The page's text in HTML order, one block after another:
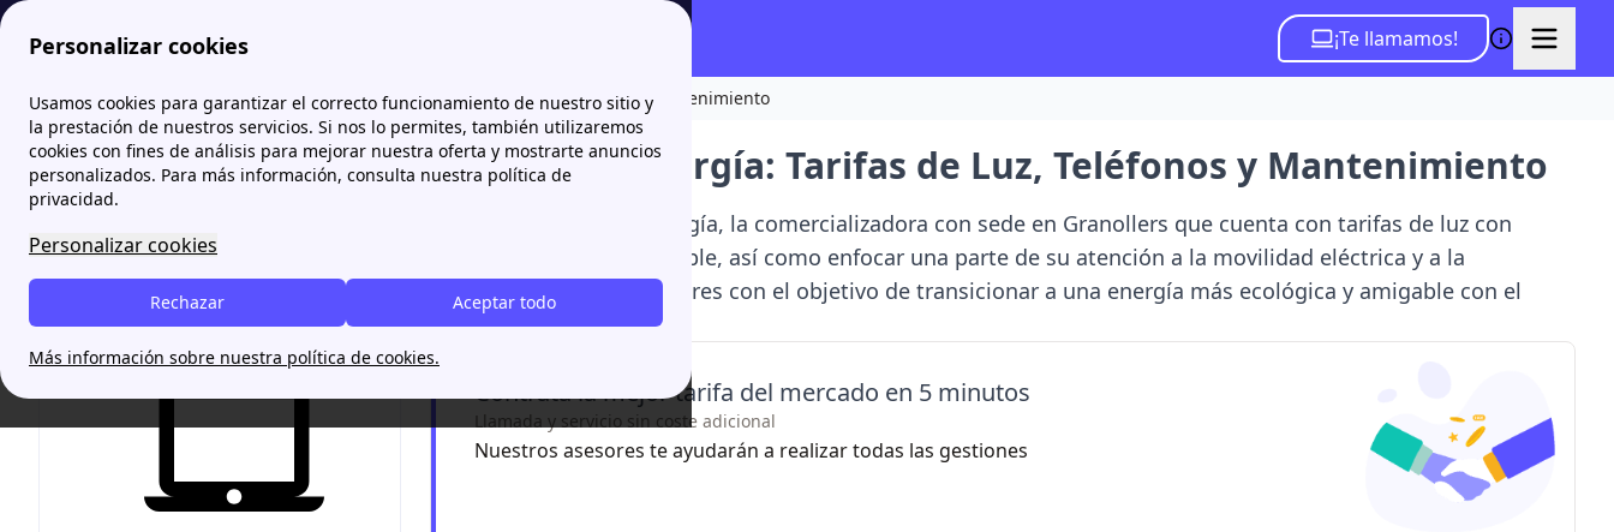
Personalizar cookies
Usamos cookies para garantizar el correcto funcionamiento de nuestro sitio y
la prestación de nuestros servicios. Si nos lo permites, también utilizaremos
cookies con fines de análisis para mejorar nuestra oferta y mostrarte anuncios
personalizados. Para más información, consulta nuestra política de
privacidad.
Personalizar cookies
Aceptar todo
Rechazar
Más información sobre nuestra política de cookies.
¡Te llamamos!
comparador-energetico.es Estabanell Energía: Tarifas de Luz, Teléfonos y Mantenimiento
Estabanell Energía: Tarifas de Luz, Teléfonos y Mantenimiento
Conoce a Estabanell Energía, la comercializadora con sede en Granollers que cuenta con tarifas de luz con
energía de origen renovable, así como enfocar una parte de su atención a la movilidad eléctrica y a la
instalación de placas solares con el objetivo de transicionar a una energía más ecológica y amigable con el
medio ambiente
Contrata la mejor tarifa del mercado en 5 minutos
Llamada y servicio sin coste adicional
Nuestros asesores te ayudarán a realizar todas las gestiones